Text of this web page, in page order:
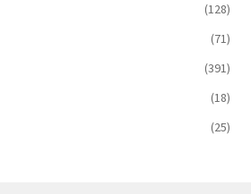
(128)
(71)
(391)
(18)
(25)